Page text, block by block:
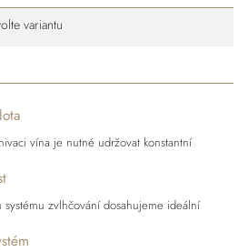
variantu
vína je nutné udržovat konstantní
systému zvlhčování dosahujeme ideální